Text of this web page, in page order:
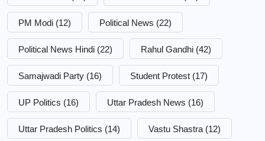
PM Modi (12) Political News (22)
Political News Hindi (22) Rahul Gandhi (42)
Samajwadi Party (16) Student Protest (17)
UP Politics (16) Uttar Pradesh News (16)
Uttar Pradesh Politics (14) Vastu Shastra (12)